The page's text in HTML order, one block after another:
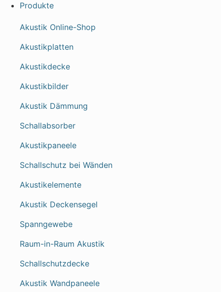
Produkte
Akustik Online-Shop
Akustikplatten
Akustikdecke
Akustikbilder
Akustik Dämmung
Schallabsorber
Akustikpaneele
Schallschutz bei Wänden
Akustikelemente
Akustik Deckensegel
Spanngewebe
Raum-in-Raum Akustik
Schallschutzdecke
Akustik Wandpaneele